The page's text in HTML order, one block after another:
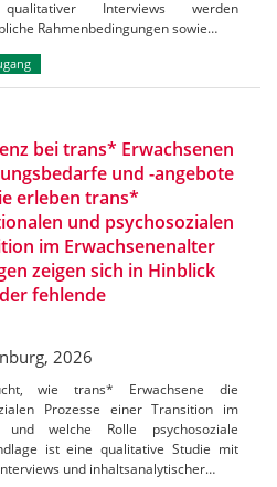
Interviews werden
Rahmenbedingungen sowie…
bei trans* Erwachsenen
und -angebote
erleben trans*
und psychosozialen
im Erwachsenenalter
zeigen sich in Hinblick
fehlende
2026
wie trans* Erwachsene die
Prozesse einer Transition im
und welche Rolle psychosoziale
ist eine qualitative Studie mit
und inhaltsanalytischer…